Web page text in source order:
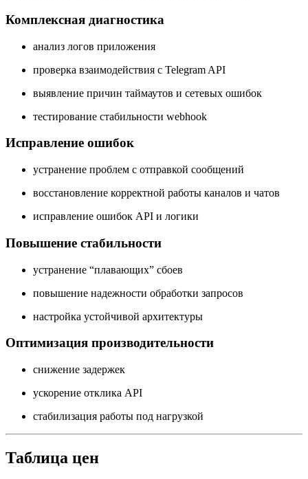
Комплексная диагностика
анализ логов приложения
проверка взаимодействия с Telegram API
выявление причин таймаутов и сетевых ошибок
тестирование стабильности webhook
Исправление ошибок
устранение проблем с отправкой сообщений
восстановление корректной работы каналов и чатов
исправление ошибок API и логики
Повышение стабильности
устранение “плавающих” сбоев
повышение надежности обработки запросов
настройка устойчивой архитектуры
Оптимизация производительности
снижение задержек
ускорение отклика API
стабилизация работы под нагрузкой
Таблица цен